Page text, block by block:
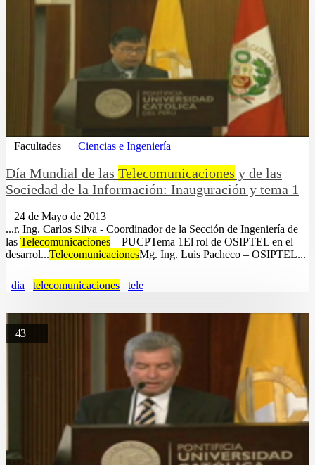
Facultades Ciencias e Ingeniería
Día Mundial de las Telecomunicaciones y de las
Sociedad de la Información: Inauguración y tema 1
24 de Mayo de 2013
...r. Ing. Carlos Silva - Coordinador de la Sección de Ingeniería de
las Telecomunicaciones – PUCPTema 1El rol de OSIPTEL en el
desarrol...TelecomunicacionesMg. Ing. Luis Pacheco – OSIPTEL...
dia telecomunicaciones tele
43